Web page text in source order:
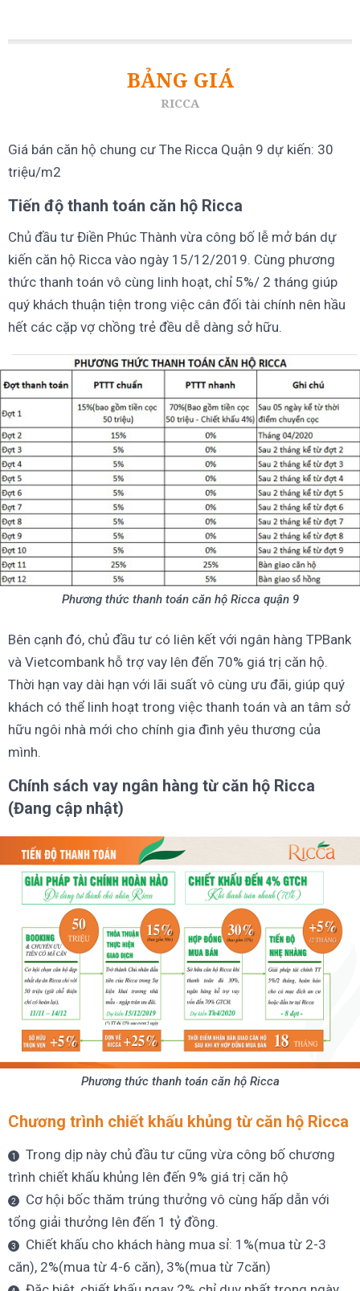
BẢNG GIÁ
RICCA
Giá bán căn hộ chung cư The Ricca Quận 9 dự kiến: 30
triệu/m2
Tiến độ thanh toán căn hộ Ricca
Chủ đầu tư Điền Phúc Thành vừa công bố lễ mở bán dự
kiến căn hộ Ricca vào ngày 15/12/2019. Cùng phương
thức thanh toán vô cùng linh hoạt, chỉ 5%/ 2 tháng giúp
quý khách thuận tiện trong việc cân đối tài chính nên hầu
hết các cặp vợ chồng trẻ đều dễ dàng sở hữu.
Phương thức thanh toán căn hộ Ricca quận 9
Bên cạnh đó, chủ đầu tư có liên kết với ngân hàng TPBank
và Vietcombank hỗ trợ vay lên đến 70% giá trị căn hộ.
Thời hạn vay dài hạn với lãi suất vô cùng ưu đãi, giúp quý
khách có thể linh hoạt trong việc thanh toán và an tâm sở
hữu ngôi nhà mới cho chính gia đình yêu thương của
mình.
Chính sách vay ngân hàng từ căn hộ Ricca
(Đang cập nhật)
Phương thức thanh toán căn hộ Ricca
Chương trình chiết khấu khủng từ căn hộ Ricca
Trong dịp này chủ đầu tư cũng vừa công bố chương
trình chiết khấu khủng lên đến 9% giá trị căn hộ
Cơ hội bốc thăm trúng thưởng vô cùng hấp dẫn với
tổng giải thưởng lên đến 1 tỷ đồng.
Chiết khấu cho khách hàng mua sỉ: 1%(mua từ 2-3
căn), 2%(mua từ 4-6 căn), 3%(mua từ 7căn)